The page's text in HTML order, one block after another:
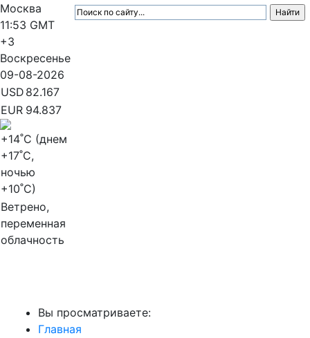
Москва
11:53 GMT
+3
Воскресенье
09-08-2026
USD 82.167
EUR 94.837
+14˚C (днем
+17˚C,
ночью
+10˚C)
Ветрено,
переменная
облачность
Вы просматриваете:
Главная